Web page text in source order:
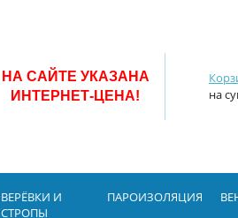
на
НА САЙТЕ УКАЗАНА
ИНТЕРНЕТ-ЦЕНА!
ВЕРЁВКИ И
СТРОПЫ
ПАРОИЗОЛЯЦИЯ